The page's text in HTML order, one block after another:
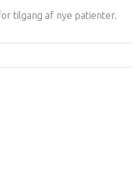
tilgang af nye patienter.